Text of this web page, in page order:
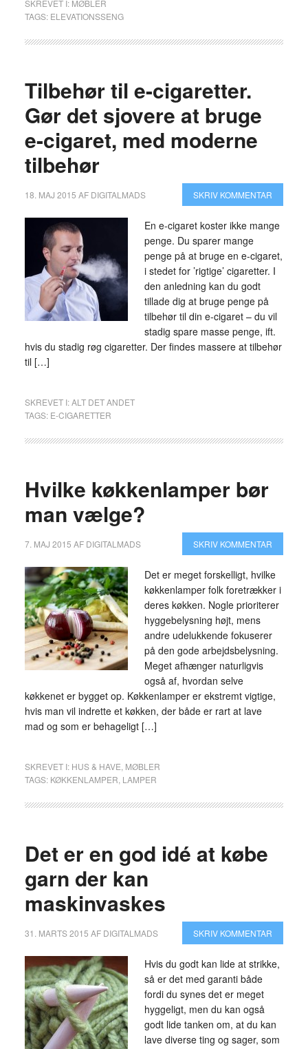
SKREVET I: MØBLER
TAGS: ELEVATIONSSENG
Tilbehør til e-cigaretter.
Gør det sjovere at bruge
e-cigaret, med moderne
tilbehør
18. MAJ 2015 AF DIGITALMADS SKRIV KOMMENTAR
En e-cigaret koster ikke mange
penge. Du sparer mange
penge på at bruge en e-cigaret,
i stedet for ’rigtige’ cigaretter. I
den anledning kan du godt
tillade dig at bruge penge på
tilbehør til din e-cigaret – du vil
stadig spare masse penge, ift.
hvis du stadig røg cigaretter. Der findes massere at tilbehør
til […]
SKREVET I:ALT DET ANDET
TAGS: E-CIGARETTER
Hvilke køkkenlamper bør
man vælge?
7. MAJ 2015 AF DIGITALMADS SKRIV KOMMENTAR
Det er meget forskelligt, hvilke
køkkenlamper folk foretrækker i
deres køkken. Nogle prioriterer
hyggebelysning højt, mens
andre udelukkende fokuserer
på den gode arbejdsbelysning.
Meget afhænger naturligvis
også af, hvordan selve
køkkenet er bygget op. Køkkenlamper er ekstremt vigtige,
hvis man vil indrette et køkken, der både er rart at lave
mad og som er behageligt […]
SKREVET I: HUS & HAVE MØBLER
TAGS: KØKKENLAMPER LAMPER
Det er en god idé at købe
garn der kan
maskinvaskes
31. MARTS 2015 AF DIGITALMADS SKRIV KOMMENTAR
Hvis du godt kan lide at strikke,
så er det med garanti både
fordi du synes det er meget
hyggeligt, men du kan også
godt lide tanken om, at du kan
lave diverse ting og sager, som